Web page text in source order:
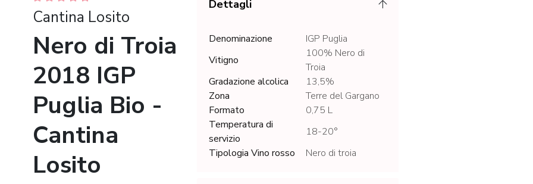
Cantina Losito
Nero di Troia
2018 IGP
Puglia Bio -
Cantina
Losito
Dettagli
Denominazione
IGP Puglia
Vitigno
100% Nero di
Troia
Gradazione alcolica
13,5%
Zona
Terre del Gargano
Formato
0,75 L
Temperatura di
servizio
18-20°
Tipologia Vino rosso
Nero di troia